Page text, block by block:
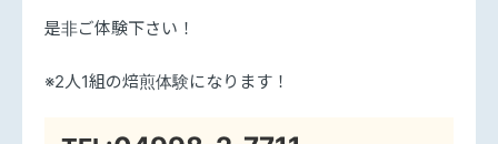
是非ご体験下さい！
※2人1組の焙煎体験になります！